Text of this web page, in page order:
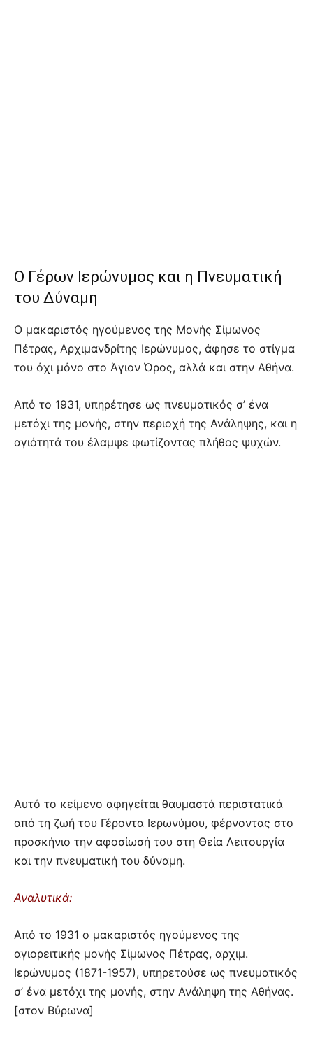
Ο Γέρων Ιερώνυμος και η Πνευματική
του Δύναμη
Ο μακαριστός ηγούμενος της Μονής Σίμωνος
Πέτρας, Αρχιμανδρίτης Ιερώνυμος, άφησε το στίγμα
του όχι μόνο στο Άγιον Όρος, αλλά και στην Αθήνα.
Από το 1931, υπηρέτησε ως πνευματικός σ’ ένα
μετόχι της μονής, στην περιοχή της Ανάληψης, και η
αγιότητά του έλαμψε φωτίζοντας πλήθος ψυχών.
Αυτό το κείμενο αφηγείται θαυμαστά περιστατικά
από τη ζωή του Γέροντα Ιερωνύμου, φέρνοντας στο
προσκήνιο την αφοσίωσή του στη Θεία Λειτουργία
και την πνευματική του δύναμη.
Αναλυτικά:
Από το 1931 ο μακαριστός ηγούμενος της
αγιορειτικής μονής Σίμωνος Πέτρας, αρχιμ.
Ιερώνυμος (1871-1957), υπηρετούσε ως πνευματικός
σ’ ένα μετόχι της μονής, στην Ανάληψη της Αθήνας.
[στον Βύρωνα]